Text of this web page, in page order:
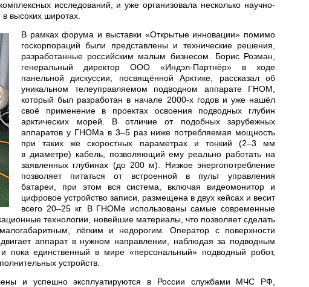
исследований, и уже организовала несколько научно-
в высоких широтах.
В рамках форума и выставки «Открытые инновации» помимо
госкорпораций были представлены и технические решения,
разработанные российским малым бизнесом. Борис Розман,
генеральный директор ООО «Индэл-Партнёр» в ходе
панельной дискуссии, посвящённой Арктике, рассказал об
уникальном телеуправляемом подводном аппарате ГНОМ,
который был разработан в начале 2000-х годов и уже нашёл
своё применение в проектах освоения подводных глубин
арктических морей. В отличие от подобных зарубежных
аппаратов у ГНОМа в 3–5 раз ниже потребляемая мощность
при таких же скоростных параметрах и тонкий (2–3 мм
в диаметре) кабель, позволяющий ему реально работать на
заявленных глубинах (до 200 м). Низкое энергопотребление
позволяет питаться от встроенной в пульт управления
батареи, при этом вся система, включая видеомонитор и
цифровое устройство записи, размещена в двух кейсах и весит
всего 20–25 кг. В ГНОМе использованы самые современные
технологии, новейшие материалы, что позволяет сделать
лёгким и недорогим. Оператор с поверхности
аппарат в нужном направлении, наблюдая за подводным
единственный в мире «персональный» подводный робот,
устройств.
и успешно эксплуатируются в России службами МЧС РФ,